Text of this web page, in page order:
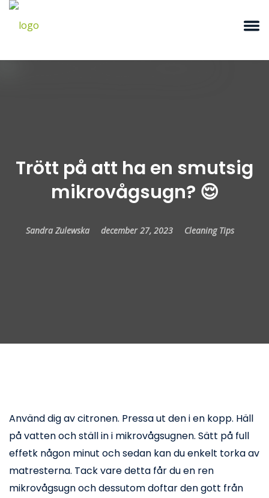
Trött på att ha en smutsig
mikrovågsugn? 😌
Sandra Zulewska december 27, 2023 Cleaning Tips
Använd dig av citronen. Pressa ut den i en kopp. Häll
på vatten och ställ in i mikrovågsugnen. Sätt på full
effetk någon minut och sedan kan du enkelt torka av
matresterna. Tack vare detta får du en ren
mikrovågsugn och dessutom doftar den gott från